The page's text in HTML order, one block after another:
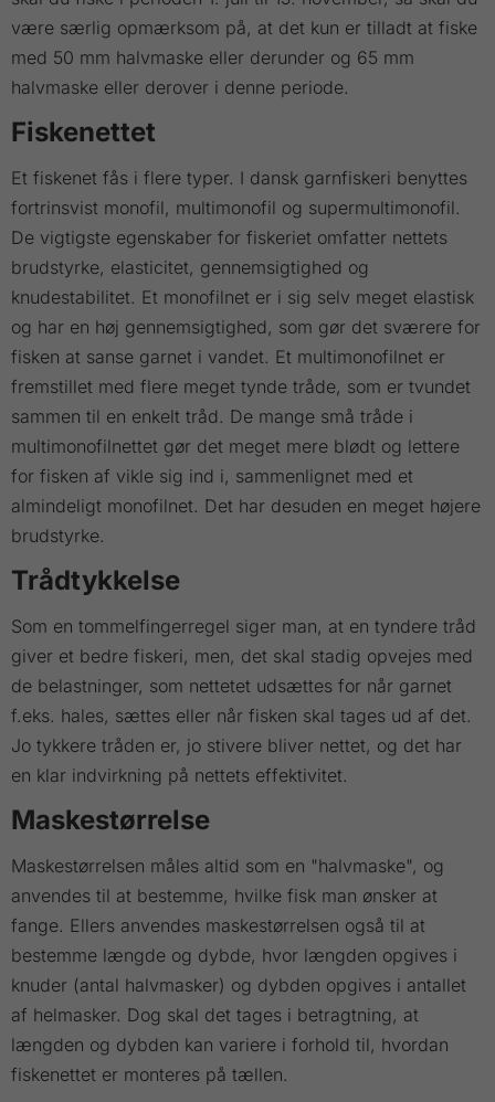
være særlig opmærksom på, at det kun er tilladt at fiske
med 50 mm halvmaske eller derunder og 65 mm
halvmaske eller derover i denne periode.
Fiskenettet
Et fiskenet fås i flere typer. I dansk garnfiskeri benyttes
fortrinsvist monofil, multimonofil og supermultimonofil.
De vigtigste egenskaber for fiskeriet omfatter nettets
brudstyrke, elasticitet, gennemsigtighed og
knudestabilitet. Et monofilnet er i sig selv meget elastisk
og har en høj gennemsigtighed, som gør det sværere for
fisken at sanse garnet i vandet. Et multimonofilnet er
fremstillet med flere meget tynde tråde, som er tvundet
sammen til en enkelt tråd. De mange små tråde i
multimonofilnettet gør det meget mere blødt og lettere
for fisken af vikle sig ind i, sammenlignet med et
almindeligt monofilnet. Det har desuden en meget højere
brudstyrke.
Trådtykkelse
Som en tommelfingerregel siger man, at en tyndere tråd
giver et bedre fiskeri, men, det skal stadig opvejes med
de belastninger, som nettetet udsættes for når garnet
f.eks. hales, sættes eller når fisken skal tages ud af det.
Jo tykkere tråden er, jo stivere bliver nettet, og det har
en klar indvirkning på nettets effektivitet.
Maskestørrelse
Maskestørrelsen måles altid som en "halvmaske", og
anvendes til at bestemme, hvilke fisk man ønsker at
fange. Ellers anvendes maskestørrelsen også til at
bestemme længde og dybde, hvor længden opgives i
knuder (antal halvmasker) og dybden opgives i antallet
af helmasker. Dog skal det tages i betragtning, at
længden og dybden kan variere i forhold til, hvordan
fiskenettet er monteres på tællen.